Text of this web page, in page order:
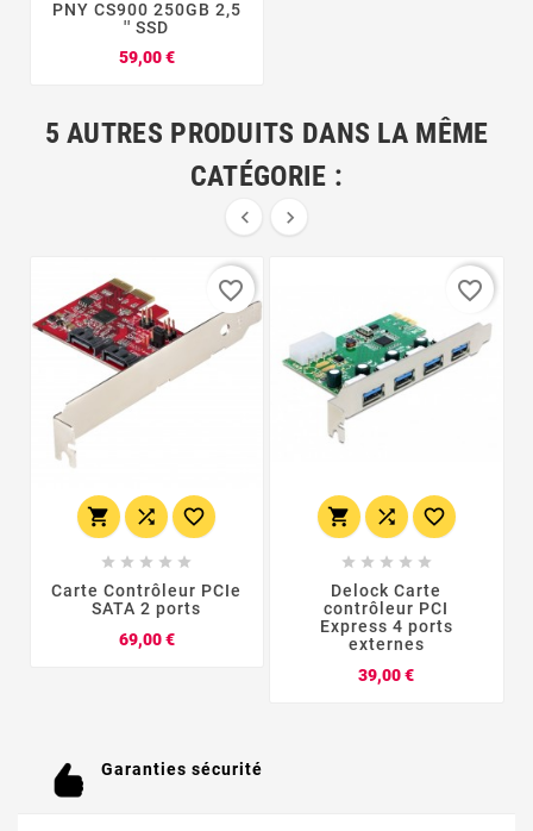
PNY CS900 250GB 2,5
'' SSD
59,00 €Prix
5 AUTRES PRODUITS DANS LA MÊME
CATÉGORIE :
 
  
    
Carte Contrôleur PCIe
SATA 2 ports
69,00 €Prix
favorite_border
  
    
Delock Carte
contrôleur PCI
Express 4 ports
externes
39,00 €Prix
favorite_border
Garanties sécurité